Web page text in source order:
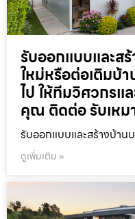
รับออกแบบและส
ใหม่หรือต่อเติมบ้
ไป ให้ทีมวิศวกรแ
คุณ ติดต่อ รับเหม
รับออกแบบและสร้างบ้าน
ดูเพิ่มเติม »